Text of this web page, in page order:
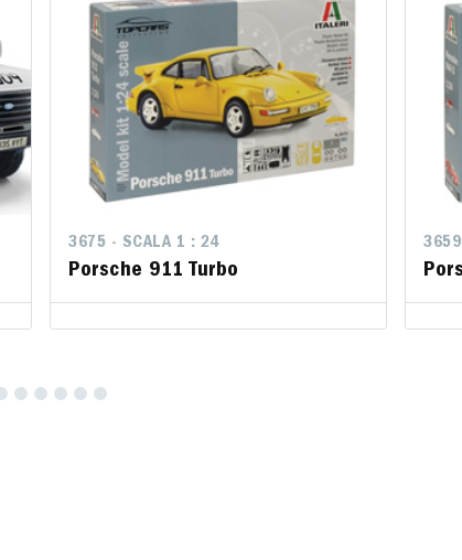
3675 - SCALA 1 : 24
Porsche 911 Turbo
3675 - SCALA 1 : 24
Porsche 911 Turbo